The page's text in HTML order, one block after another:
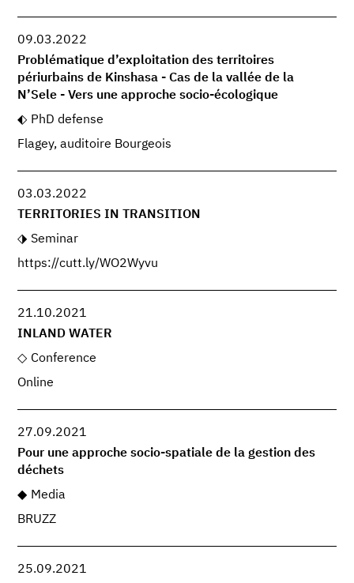
09.03.2022
Problématique d’exploitation des territoires
périurbains de Kinshasa - Cas de la vallée de la
N’Sele - Vers une approche socio-écologique
PhD defense
Flagey, auditoire Bourgeois
03.03.2022
TERRITORIES IN TRANSITION
Seminar
https://cutt.ly/WO2Wyvu
21.10.2021
INLAND WATER
Conference
Online
27.09.2021
Pour une approche socio-spatiale de la gestion des
déchets
Media
BRUZZ
25.09.2021